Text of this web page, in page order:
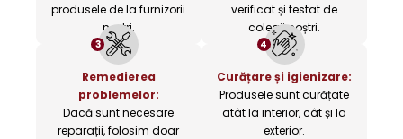
produsele de la furnizorii
noștri.
verificat și testat de
colegii noștri.
3
Remedierea
problemelor:
Dacă sunt necesare
reparații, folosim doar
4
Curățare și igienizare:
Produsele sunt curățate
atât la interior, cât și la
exterior.